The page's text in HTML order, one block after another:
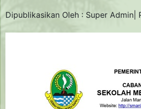
Dipublikasikan Oleh : Super Admin|